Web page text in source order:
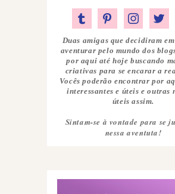
Duas amigas que decidiram
aventurar pelo mundo dos
por aqui até hoje buscando
criativas para se encarar a
Vocês poderão encontrar por
interessantes e úteis e outras
úteis assim.
Sintam-se à vontade para se
nessa aventuta!